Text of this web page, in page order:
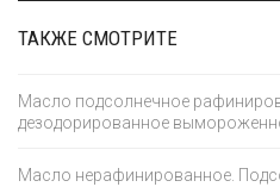
ТАКЖЕ СМОТРИТЕ
Масло подсолнечное
дезодорированное
Масло нерафинированное.